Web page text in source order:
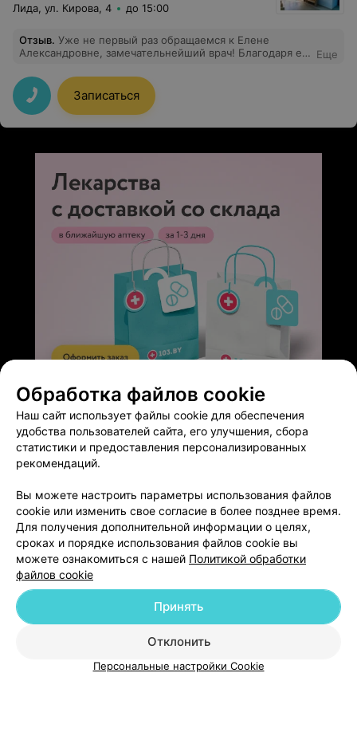
Лида, ул. Кирова, 4 до 15:00
Отзыв. Уже не первый раз обращаемся к Елене
Александровне, замечательнейший врач! Благодаря ее
Спасибо большое! Побольше бы таких чутких и
внимательных специалистов!
Еще
Записаться
ЭФФЕКТИВНАЯ РЕКЛАМА НА САЙТЕ
Добавить компанию
Добавить специалиста
Новости проекта
Размещение рекламы
Медицинский маркетинг
Публичный договор
Обработка файлов cookie
Наш сайт использует файлы cookie для обеспечения
удобства пользователей сайта, его улучшения, сбора
статистики и предоставления персонализированных
рекомендаций.
Вы можете настроить параметры использования файлов
cookie или изменить свое согласие в более позднее время.
Для получения дополнительной информации о целях,
сроках и порядке использования файлов cookie вы
можете ознакомиться с нашей Политикой обработки
файлов cookie
Отклонить
Принять
Персональные настройки Cookie